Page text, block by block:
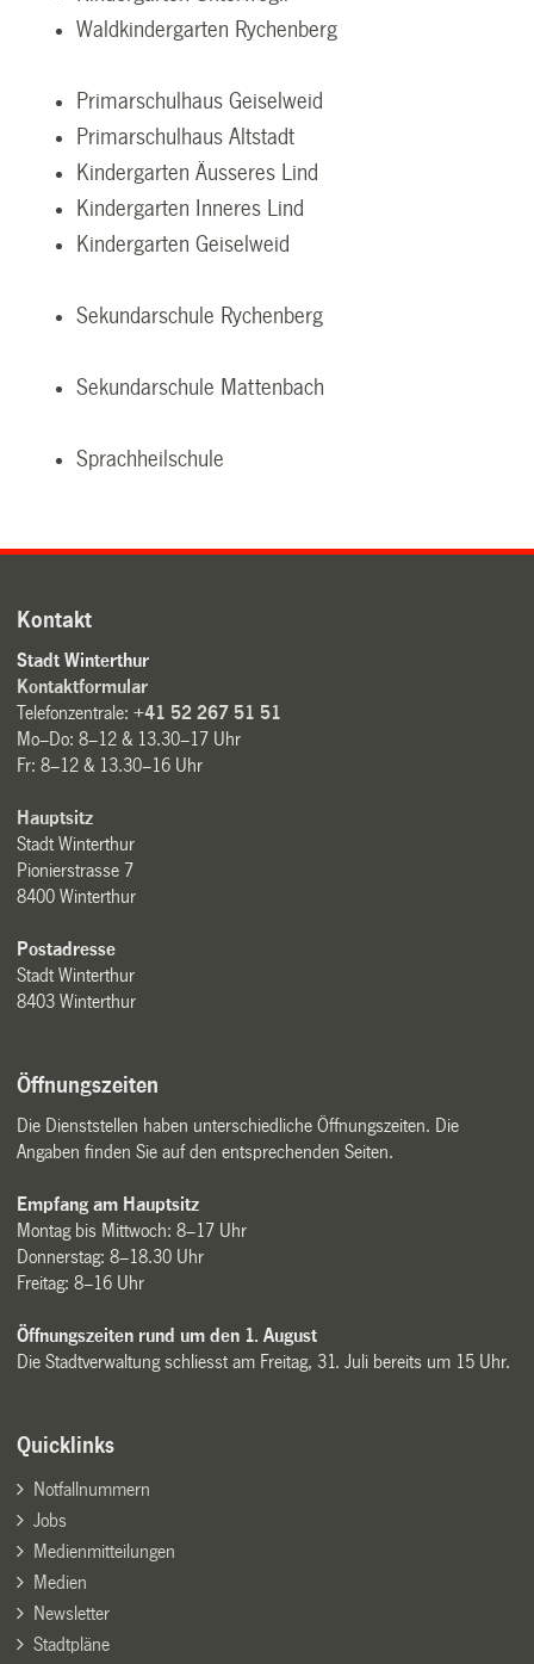
Waldkindergarten Rychenberg
Primarschulhaus Geiselweid
Primarschulhaus Altstadt
Kindergarten Äusseres Lind
Kindergarten Inneres Lind
Kindergarten Geiselweid
Sekundarschule Rychenberg
Sekundarschule Mattenbach
Sprachheilschule
Kontakt
Stadt Winterthur
Kontaktformular
Telefonzentrale:+41 52 267 51 51
Mo–Do: 8–12 & 13.30–17 Uhr
Fr: 8–12 & 13.30–16 Uhr
Hauptsitz
Stadt Winterthur
Pionierstrasse 7
8400 Winterthur
Postadresse
Stadt Winterthur
8403 Winterthur
Öffnungszeiten
Die Dienststellen haben unterschiedliche Öffnungszeiten. Die
Angaben finden Sie auf den entsprechenden Seiten.
Empfang am Hauptsitz
Montag bis Mittwoch: 8–17 Uhr
Donnerstag: 8–18.30 Uhr
Freitag: 8–16 Uhr
Öffnungszeiten rund um den 1. August
Die Stadtverwaltung schliesst am Freitag, 31. Juli bereits um 15 Uhr.
Quicklinks
Notfallnummern
Jobs
Medienmitteilungen
Medien
Newsletter
Stadtpläne